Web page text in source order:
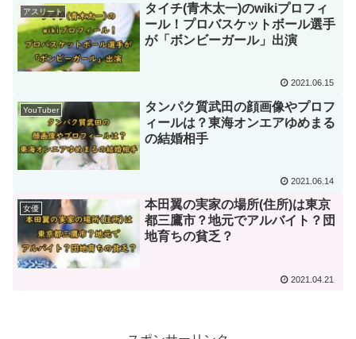
アスリート
タイチ(青木太一)のwikiプロフィ
ール！プロバスケットボール選手
が「ボンビーガール」出演
2021.06.15
YouTuber
タンパク質武田の顔画像やプロフ
ィールは？東海オンエアゆめまる
の結婚相手
2021.06.14
女優
本田翼の実家の場所(住所)は東京
都三鷹市？地元でアルバイト？団
地育ちの貧乏？
2021.04.21